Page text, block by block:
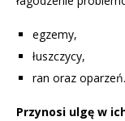
egzemy,
łuszczycy,
ran oraz oparzeń.
Przynosi ulgę w